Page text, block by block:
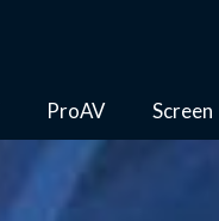
ProAV Screen